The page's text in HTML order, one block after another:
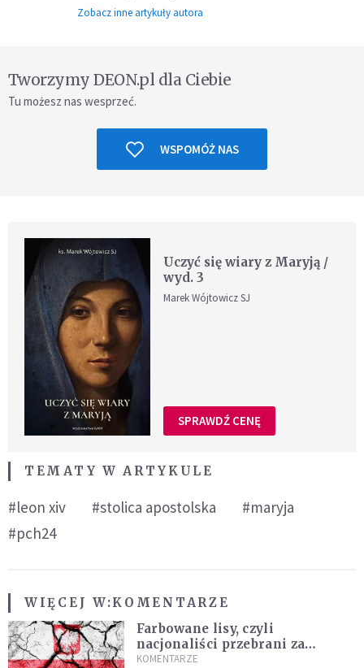
Zobacz inne artykuły autora
Tworzymy DEON.pl dla Ciebie
Tu możesz nas wesprzeć.
WSPOMÓŻ NAS
Uczyć się wiary z Maryją /
wyd. 3
Marek Wójtowicz SJ
SPRAWDŹ CENĘ
TEMATY W ARTYKULE
#leon xiv #stolica apostolska
#maryja
#pch24
WIĘCEJ W:KOMENTARZE
Farbowane lisy, czyli
nacjonaliści przebrani za
chrześcijan
KOMENTARZE